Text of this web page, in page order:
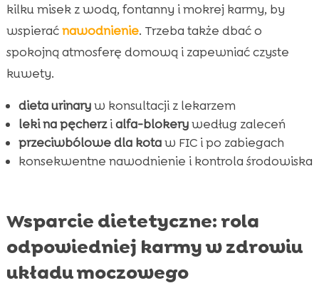
kilku misek z wodą, fontanny i mokrej karmy, by
wspieraćnawodnienie. Trzeba także dbać o
spokojną atmosferę domową i zapewniać czyste
kuwety.
dieta urinaryw konsultacji z lekarzem
leki na pęcherzialfa-blokerywedług zaleceń
przeciwbólowe dla kotaw FIC i po zabiegach
konsekwentne nawodnienie i kontrola środowiska
Wsparcie dietetyczne: rola
odpowiedniej karmy w zdrowiu
układu moczowego